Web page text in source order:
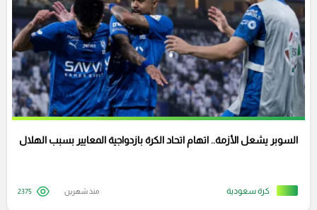
كرة سعودية
السوبر يشعل الأزمة.. اتهام اتحاد الكرة بازدواجية المعايير بسبب الهلال
منذ شهرين 2375